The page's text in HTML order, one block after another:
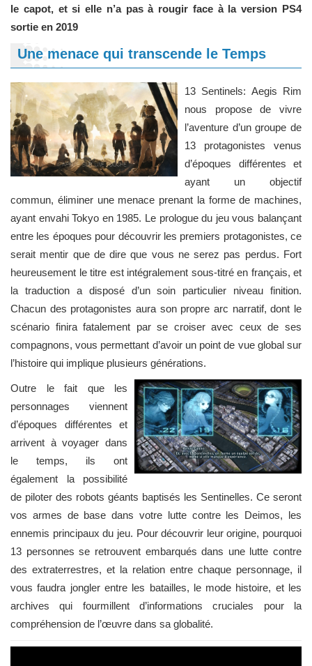
le capot, et si elle n’a pas à rougir face à la version PS4
sortie en 2019
Une menace qui transcende le Temps
13 Sentinels: Aegis Rim
nous propose de vivre
l’aventure d’un groupe de
13 protagonistes venus
d’époques différentes et
ayant un objectif
commun, éliminer une menace prenant la forme de machines,
ayant envahi Tokyo en 1985. Le prologue du jeu vous balançant
entre les époques pour découvrir les premiers protagonistes, ce
serait mentir que de dire que vous ne serez pas perdus. Fort
heureusement le titre est intégralement sous-titré en français, et
la traduction a disposé d’un soin particulier niveau finition.
Chacun des protagonistes aura son propre arc narratif, dont le
scénario finira fatalement par se croiser avec ceux de ses
compagnons, vous permettant d’avoir un point de vue global sur
l’histoire qui implique plusieurs générations.
Outre le fait que les
personnages viennent
d’époques différentes et
arrivent à voyager dans
le temps, ils ont
également la possibilité
de piloter des robots géants baptisés les Sentinelles. Ce seront
vos armes de base dans votre lutte contre les Deimos, les
ennemis principaux du jeu. Pour découvrir leur origine, pourquoi
13 personnes se retrouvent embarqués dans une lutte contre
des extraterrestres, et la relation entre chaque personnage, il
vous faudra jongler entre les batailles, le mode histoire, et les
archives qui fourmillent d’informations cruciales pour la
compréhension de l’œuvre dans sa globalité.